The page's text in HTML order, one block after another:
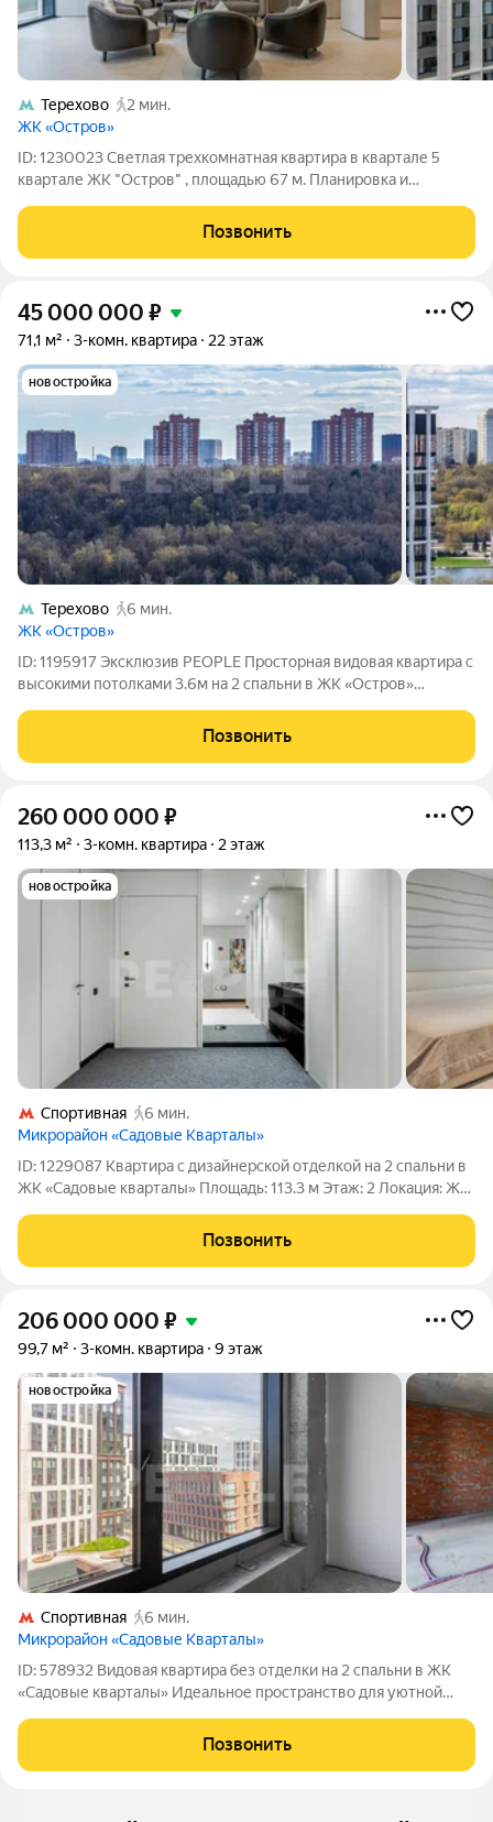
Терехово
2 мин.
ЖК «Остров»
ID: 1230023 Светлая трехкомнатная квартира в квартале 5
квартале ЖК "Остров" , площадью 67 м. Планировка и
выходят в тихий «заповедный» двор никакого шума
магистралей. Ключевые
Позвонить
45 000 000 ₽
71,1 м² 3-комн. квартира 22 этаж
новостройка
Терехово
6 мин.
ЖК «Остров»
ID: 1195917 Эксклюзив PEOPLE Просторная видовая квартира с
высокими потолками 3.6м на 2 спальни в ЖК «Остров»
Район:
Позвонить
260 000 000 ₽
113,3 м² 3-комн. квартира 2 этаж
новостройка
Спортивная
6 мин.
Микрорайон «Садовые Кварталы»
ID: 1229087 Квартира с дизайнерской отделкой на 2 спальни в
ЖК «Садовые кварталы» Площадь: 113.3 м Этаж: 2 Локация: ЖК
дизайнерской отделкой в одном из самых востребованных
жилых комплексов Москвы
Позвонить
206 000 000 ₽
99,7 м² 3-комн. квартира 9 этаж
новостройка
Спортивная
6 мин.
Микрорайон «Садовые Кварталы»
ID: 578932 Видовая квартира без отделки на 2 спальни в ЖК
«Садовые кварталы» Идеальное пространство для уютной
Москва Квартира со
Позвонить